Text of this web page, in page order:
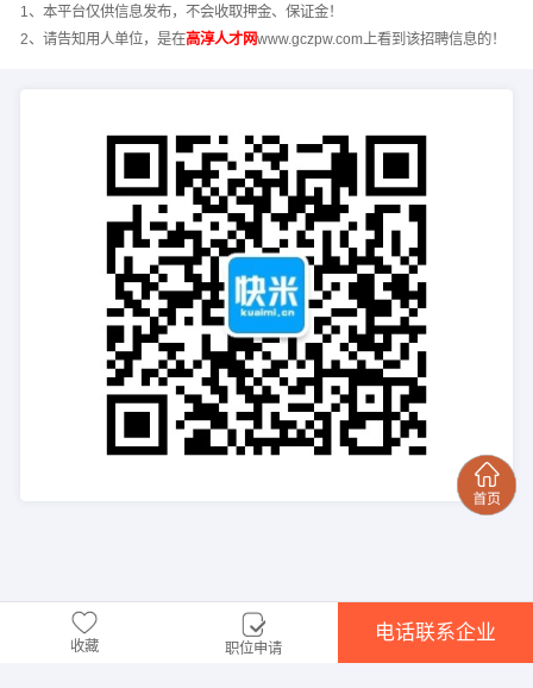
1、本平台仅供信息发布，不会收取押金、保证金！
2、请告知用人单位，是在高淳人才网www.gczpw.com上看到该招聘信息的！
收藏 职位申请
电话联系企业